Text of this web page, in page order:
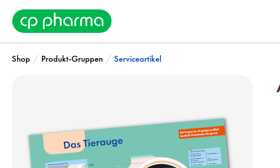
Shop / Produkt-Gruppen / Serviceartikel